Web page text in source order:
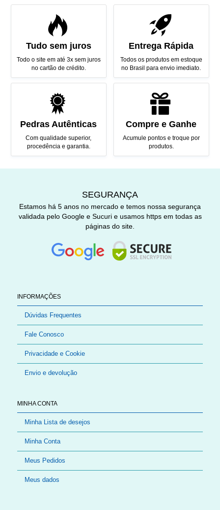
Tudo sem juros
Todo o site em até 3x sem juros
no cartão de crédito.
Entrega Rápida
Todos os produtos em estoque
no Brasil para envio imediato.
Pedras Autênticas
Com qualidade superior,
procedência e garantia.
Compre e Ganhe
Acumule pontos e troque por
produtos.
INFORMAÇÕES
Dúvidas Frequentes
Fale Conosco
Privacidade e Cookie
Envio e devolução
MINHA CONTA
Minha Lista de desejos
Minha Conta
Meus Pedidos
Meus dados
SEGURANÇA
Estamos há 5 anos no mercado e temos nossa segurança
validada pelo Google e Sucuri e usamos https em todas as
páginas do site.